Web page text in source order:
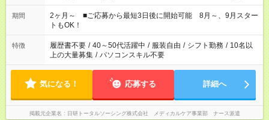
「家族とお休みを合わせたい」 「できれば残業はしたくない」
など、あなたのご希望に沿ったお仕事をご紹介します！ ※Wワ
ーク希望の方へ 今ご覧のお仕事で希望する勤務時間と、もう1つ
のお仕事の勤務時間。 合計で週40時間を超える場合は応募でき
ません
期間
2ヶ月～ ■ご応募から最短3日後に開始可能 8月～、9月スター
トもOK！
特徴 履歴書不要 / 40～50代活躍中 / 服装自由 / シフト勤務 / 10名以
上の大量募集 / パソコンスキル不要
気になる！ 応募する 詳細へ
掲載元企業名 日研トータルソーシング株式会社 メディカルケア事業部 ナース派遣